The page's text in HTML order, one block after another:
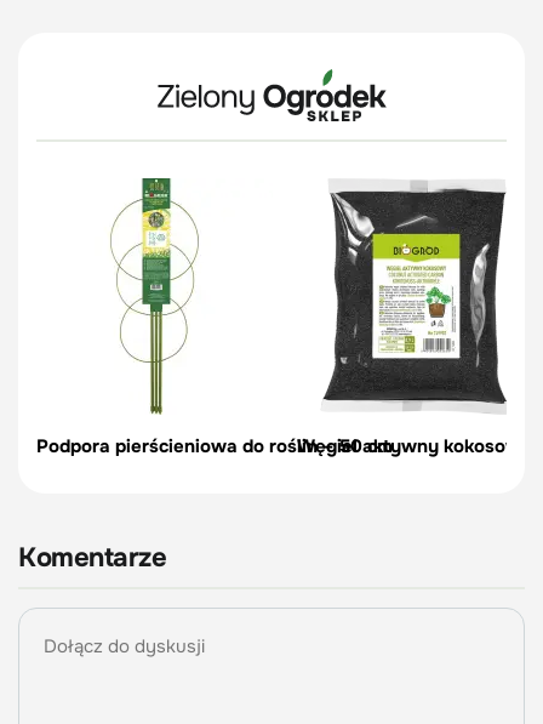
Podpora pierścieniowa do roślin – 50 cmWęgiel aktywny kokosowy
Komentarze